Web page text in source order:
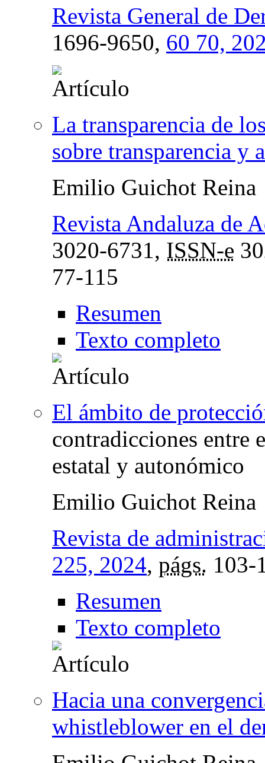
Revista General de
1696-9650, 60 70,
La transparencia de
sobre transparencia y
Emilio Guichot Reina
Revista Andaluza de
3020-6731, ISSN-e
77-115
Resumen
Texto completo
El ámbito de
contradicciones entre
estatal y autonómico
Emilio Guichot Reina
Revista de
225, 2024, págs. 103-
Resumen
Texto completo
Hacia una
whistleblower en el